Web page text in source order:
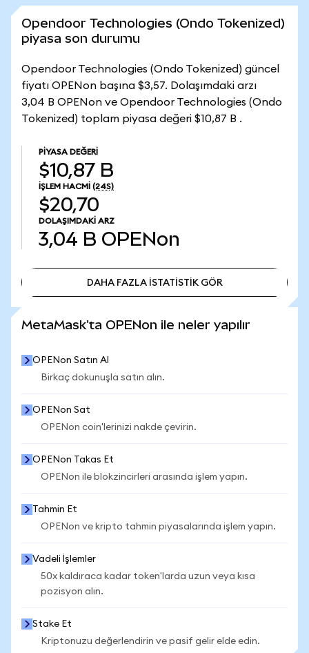
Opendoor Technologies (Ondo Tokenized)
piyasa son durumu
Opendoor Technologies (Ondo Tokenized) güncel
fiyatı OPENon başına $3,57. Dolaşımdaki arzı
3,04 B OPENon ve Opendoor Technologies (Ondo
Tokenized) toplam piyasa değeri $10,87 B .
PIYASA DEĞERI
$10,87 B
İŞLEM HACMI (24S)
$20,70
DOLAŞIMDAKI ARZ
3,04 B OPENon
DAHA FAZLA İSTATİSTİK GÖR
MetaMask'ta OPENon ile neler yapılır
OPENon Satın Al
Birkaç dokunuşla satın alın.
OPENon Sat
OPENon coin'lerinizi nakde çevirin.
OPENon Takas Et
OPENon ile blokzincirleri arasında işlem yapın.
Tahmin Et
OPENon ve kripto tahmin piyasalarında işlem yapın.
Vadeli İşlemler
50x kaldıraca kadar token'larda uzun veya kısa
pozisyon alın.
Stake Et
Kriptonuzu değerlendirin ve pasif gelir elde edin.